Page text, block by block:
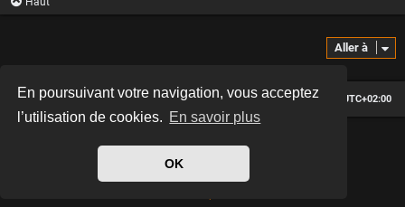
En poursuivant votre navigation, vous acceptez
l’utilisation de cookies. En savoir plus
OK
Aller à
Le forum des passionnés de Café Racer Heures au format UTC+02:00
phpBB ® Forum Software © phpBB Limited
phpBB-fr.com